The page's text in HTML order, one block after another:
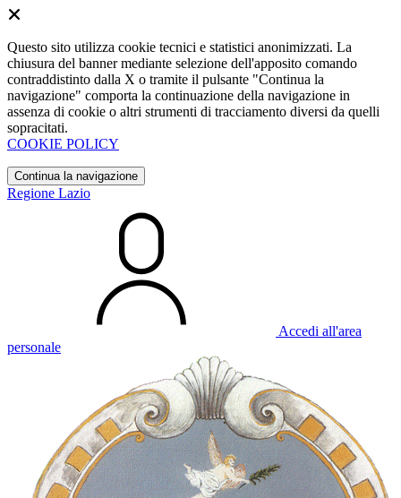
Questo sito utilizza cookie tecnici e statistici anonimizzati. La
chiusura del banner mediante selezione dell'apposito comando
contraddistinto dalla X o tramite il pulsante "Continua la
navigazione" comporta la continuazione della navigazione in
assenza di cookie o altri strumenti di tracciamento diversi da quelli
sopracitati.
COOKIE POLICY
Continua la navigazione
Regione Lazio
Accedi all'area
personale